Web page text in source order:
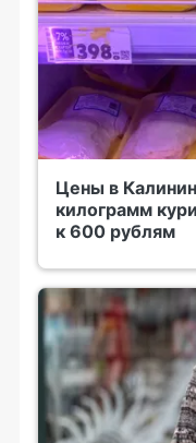
Цены в
килограмм
к 600 рублям